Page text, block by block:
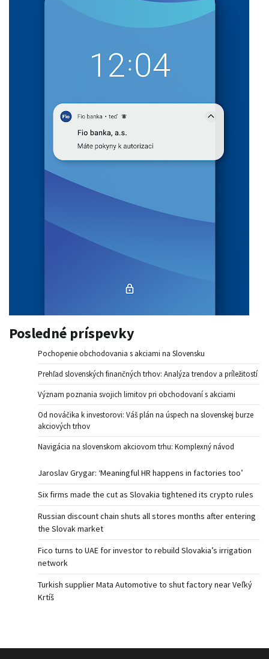
Posledné príspevky
Pochopenie obchodovania s akciami na Slovensku
Prehľad slovenských finančných trhov: Analýza trendov a príležitostí
Význam poznania svojich limitov pri obchodovaní s akciami
Od nováčika k investorovi: Váš plán na úspech na slovenskej burze
akciových trhov
Navigácia na slovenskom akciovom trhu: Komplexný návod
Jaroslav Grygar: ‘Meaningful HR happens in factories too’
Six firms made the cut as Slovakia tightened its crypto rules
Russian discount chain shuts all stores months after entering
the Slovak market
Fico turns to UAE for investor to rebuild Slovakia’s irrigation
network
Turkish supplier Mata Automotive to shut factory near Veľký
Krtíš